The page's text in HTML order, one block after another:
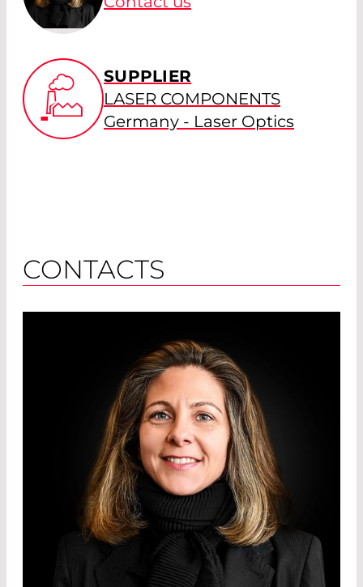
SUPPLIER
LASER COMPONENTS
Germany - Laser Optics
CONTACTS